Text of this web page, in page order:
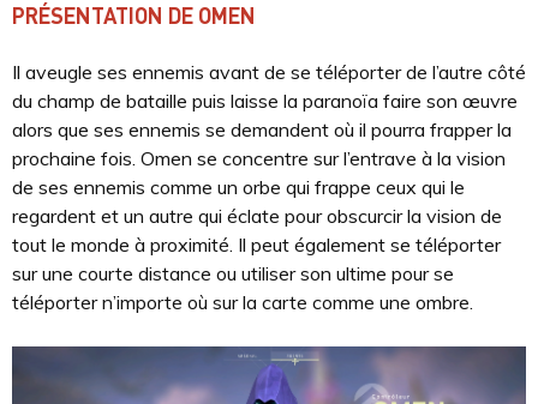
PRÉSENTATION DE OMEN
Il aveugle ses ennemis avant de se téléporter de l’autre côté
du champ de bataille puis laisse la paranoïa faire son œuvre
alors que ses ennemis se demandent où il pourra frapper la
prochaine fois. Omen se concentre sur l’entrave à la vision
de ses ennemis comme un orbe qui frappe ceux qui le
regardent et un autre qui éclate pour obscurcir la vision de
tout le monde à proximité. Il peut également se téléporter
sur une courte distance ou utiliser son ultime pour se
téléporter n’importe où sur la carte comme une ombre.